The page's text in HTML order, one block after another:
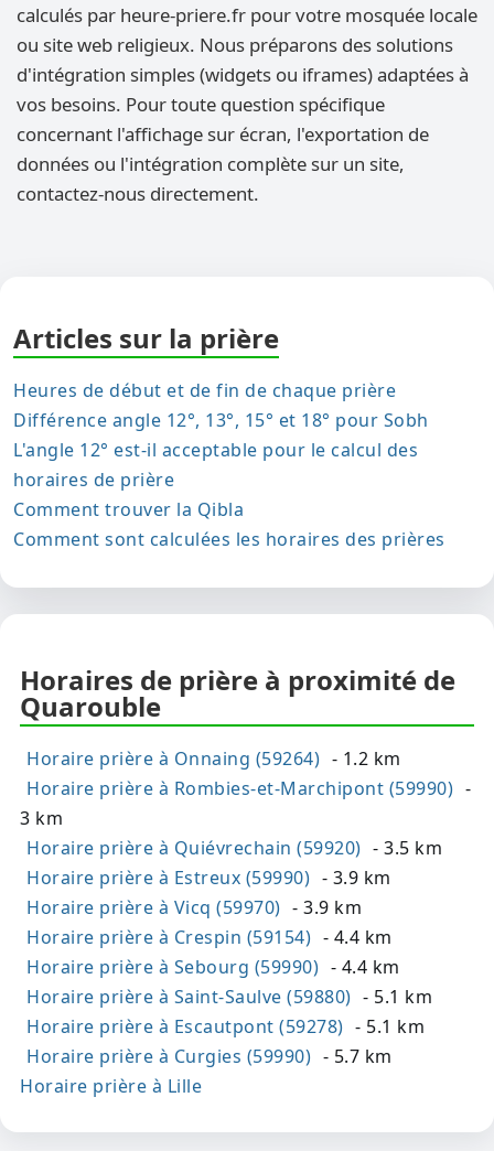
calculés par heure-priere.fr pour votre mosquée locale
ou site web religieux. Nous préparons des solutions
d'intégration simples (widgets ou iframes) adaptées à
vos besoins. Pour toute question spécifique
concernant l'affichage sur écran, l'exportation de
données ou l'intégration complète sur un site,
contactez-nous directement.
Articles sur la prière
Heures de début et de fin de chaque prière
Différence angle 12°, 13°, 15° et 18° pour Sobh
L'angle 12° est-il acceptable pour le calcul des
horaires de prière
Comment trouver la Qibla
Comment sont calculées les horaires des prières
Horaires de prière à proximité de
Quarouble
Horaire prière à Onnaing (59264) - 1.2 km
Horaire prière à Rombies-et-Marchipont (59990) -
3 km
Horaire prière à Quiévrechain (59920) - 3.5 km
Horaire prière à Estreux (59990) - 3.9 km
Horaire prière à Vicq (59970) - 3.9 km
Horaire prière à Crespin (59154) - 4.4 km
Horaire prière à Sebourg (59990) - 4.4 km
Horaire prière à Saint-Saulve (59880) - 5.1 km
Horaire prière à Escautpont (59278) - 5.1 km
Horaire prière à Curgies (59990) - 5.7 km
Horaire prière à Lille